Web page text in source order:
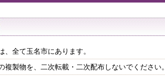
全て玉名市にあります。
複製物を、二次転載・二次配布しないでください。